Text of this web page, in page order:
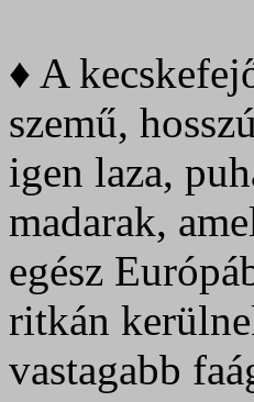
♦ A
szemű,
igen laza,
madarak,
egész
ritkán
vastagabb